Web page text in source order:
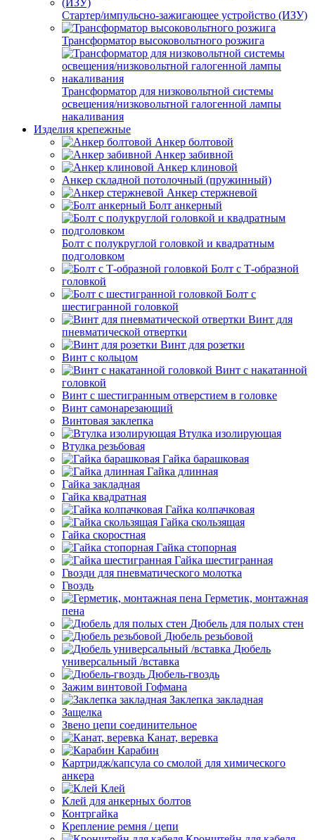
Стартер/импульсно-зажигающее устройство (ИЗУ)
Трансформатор высоковольтного розжига
Трансформатор для низковольтной системы
освещения/низковольтной галогенной лампы
накаливания
Изделия крепежные
Анкер болтовой
Анкер забивной
Анкер клиновой
Анкер складной потолочный (пружинный)
Анкер стержневой
Болт анкерный
Болт с полукруглой головкой и квадратным
подголовком
Болт с Т-образной
головкой
Болт с
шестигранной головкой
Винт для
пневматической отвертки
Винт для розетки
Винт с кольцом
Винт с накатанной
головкой
Винт с шестигранным отверстием в головке
Винт самонарезающий
Винтовая заклепка
Втулка изолирующая
Втулка резьбовая
Гайка барашковая
Гайка длинная
Гайка закладная
Гайка квадратная
Гайка колпачковая
Гайка скользящая
Гайка скоростная
Гайка стопорная
Гайка шестигранная
Гвозди для пневматического молотка
Гвоздь
Герметик, монтажная
пена
Дюбель для полых стен
Дюбель резьбовой
Дюбель
универсальный /вставка
Дюбель-гвоздь
Зажим винтовой Гофмана
Заклепка закладная
Защелка
Звено цепи соединительное
Канат, веревка
Карабин
Картридж/капсула со смолой для химического
анкера
Клей
Клей для анкерных болтов
Контргайка
Крепление ремня / цепи